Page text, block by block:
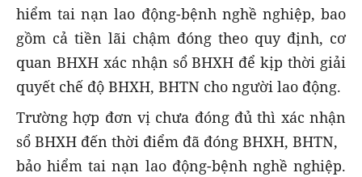
hiểm tai nạn lao động-bệnh nghề nghiệp, bao
gồm cả tiền lãi chậm đóng theo quy định, cơ
quan BHXH xác nhận sổ BHXH để kịp thời giải
quyết chế độ BHXH, BHTN cho người lao động.
Trường hợp đơn vị chưa đóng đủ thì xác nhận
sổ BHXH đến thời điểm đã đóng BHXH, BHTN,
bảo hiểm tai nạn lao động-bệnh nghề nghiệp.